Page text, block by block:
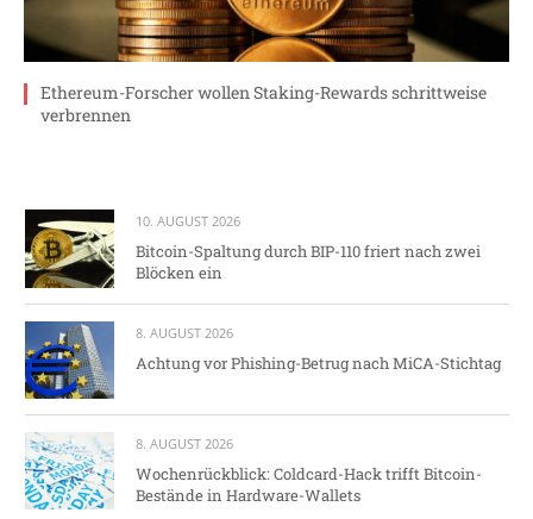
Ethereum-Forscher wollen Staking-Rewards schrittweise
verbrennen
10. AUGUST 2026
Bitcoin-Spaltung durch BIP-110 friert nach zwei
Blöcken ein
8. AUGUST 2026
Achtung vor Phishing-Betrug nach MiCA-Stichtag
8. AUGUST 2026
Wochenrückblick: Coldcard-Hack trifft Bitcoin-
Bestände in Hardware-Wallets